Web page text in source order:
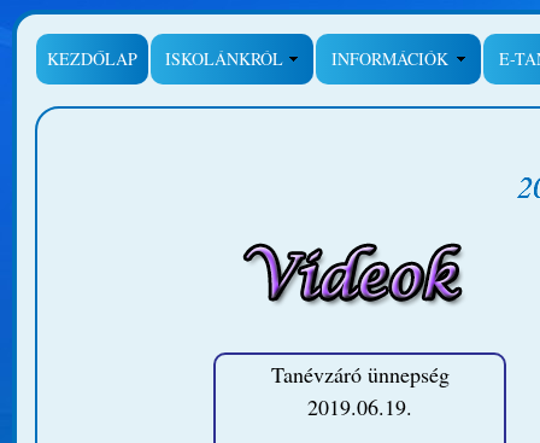
KEZDŐLAP ISKOLÁNKRÓL INFORMÁCIÓK E-
Tanévzáró ünnepség
2019.06.19.